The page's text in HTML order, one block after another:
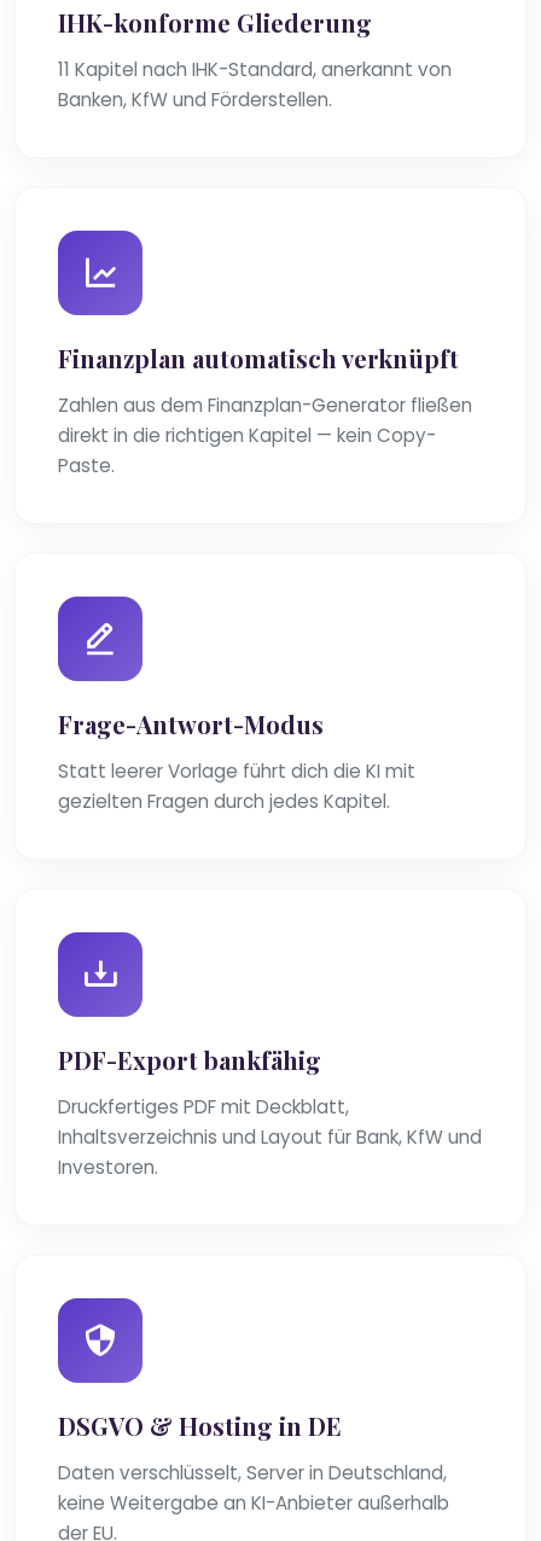
IHK-konforme Gliederung
11 Kapitel nach IHK-Standard, anerkannt von
Banken, KfW und Förderstellen.
Finanzplan automatisch verknüpft
Zahlen aus dem Finanzplan-Generator fließen
direkt in die richtigen Kapitel — kein Copy-
Paste.
Frage-Antwort-Modus
Statt leerer Vorlage führt dich die KI mit
gezielten Fragen durch jedes Kapitel.
PDF-Export bankfähig
Druckfertiges PDF mit Deckblatt,
Inhaltsverzeichnis und Layout für Bank, KfW und
Investoren.
DSGVO & Hosting in DE
Daten verschlüsselt, Server in Deutschland,
keine Weitergabe an KI-Anbieter außerhalb
der EU.